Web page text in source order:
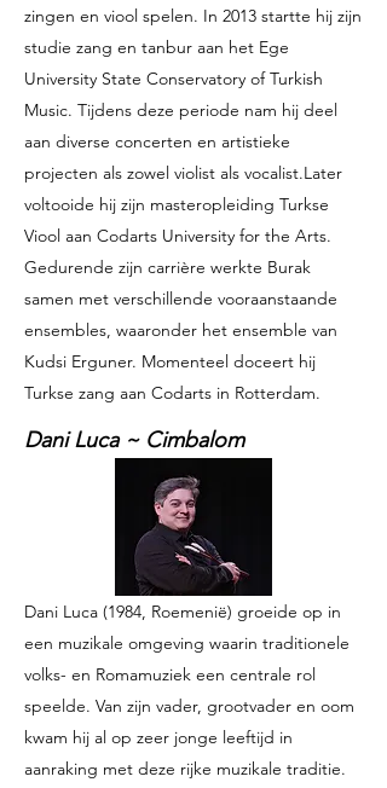
zingen en viool spelen. In 2013 startte hij zijn
studie zang en tanbur aan het Ege
University State Conservatory of Turkish
Music. Tijdens deze periode nam hij deel
aan diverse concerten en artistieke
projecten als zowel violist als vocalist.Later
voltooide hij zijn masteropleiding Turkse
Viool aan Codarts University for the Arts.
Gedurende zijn carrière werkte Burak
samen met verschillende vooraanstaande
ensembles, waaronder het ensemble van
Kudsi Erguner. Momenteel doceert hij
Turkse zang aan Codarts in Rotterdam.
Dani Luca ~ Cimbalom
Dani Luca (1984, Roemenië) groeide op in
een muzikale omgeving waarin traditionele
volks- en Romamuziek een centrale rol
speelde. Van zijn vader, grootvader en oom
kwam hij al op zeer jonge leeftijd in
aanraking met deze rijke muzikale traditie.